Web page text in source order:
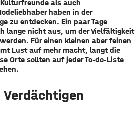
als auch
haben in der
zu entdecken. Ein paar Tage
lange nicht aus, um der Vielfältigkeit
Für einen kleinen aber feinen
Lust auf mehr macht, langt die
Orte sollten auf jeder To-do-Liste